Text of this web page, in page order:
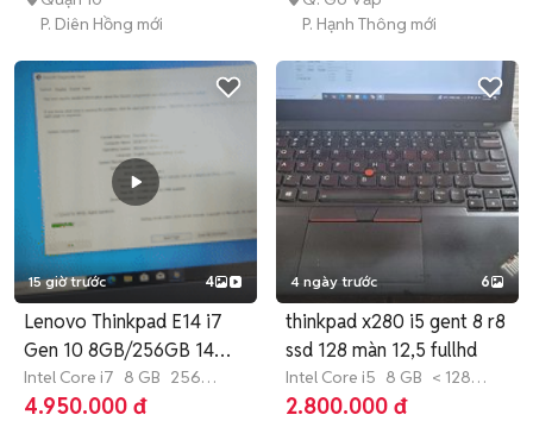
P. Diên Hồng mới
P. Hạnh Thông mới
15 giờ trước 4
Lenovo Thinkpad E14 i7
Gen 10 8GB/256GB 14
inch
Intel Core i7 8 GB 256
GB SSD
4.950.000 đ
4 ngày trước 6
thinkpad x280 i5 gent 8 r8
ssd 128 màn 12,5 fullhd
Intel Core i5 8 GB < 128
GB SSD
2.800.000 đ